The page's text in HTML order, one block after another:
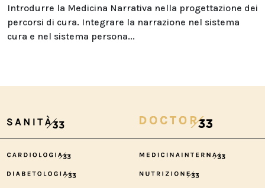
Introdurre la Medicina Narrativa nella progettazione dei
percorsi di cura. Integrare la narrazione nel sistema
cura e nel sistema persona...